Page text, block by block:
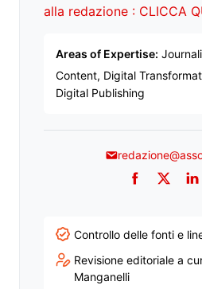
alla redazione : CLICCA
Areas of Expertise:
Content, Digital
Digital Publishing
Facebook
Twitter
Controllo delle fonti e
Revisione editoriale a
Manganelli